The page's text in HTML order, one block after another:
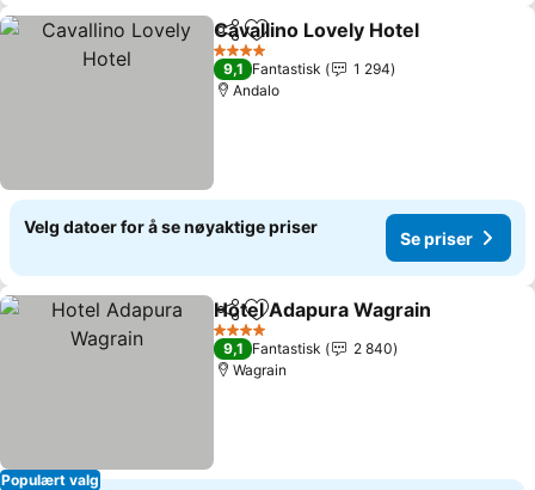
Del Legg til i favoritter
Cavallino Lovely Hotel
4 Stjerner
9,1 Fantastisk
1 294
Andalo
Velg datoer for å se nøyaktige priser
Se priser
Populært valg
Del Legg til i favoritter
Hotel Adapura Wagrain
4 Stjerner
9,1 Fantastisk
2 840
Wagrain